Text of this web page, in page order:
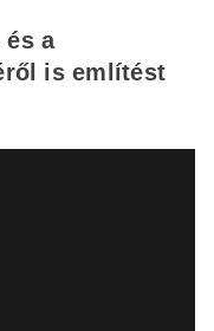
és a
is említést